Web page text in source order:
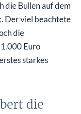
die Bullen auf dem
Der viel beachtete
die
Euro
starkes
die